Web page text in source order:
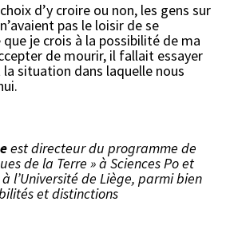
choix d’y croire ou non, les gens sur
pas le loisir de se
je crois à la possibilité de ma
de mourir, il fallait essayer
la situation dans laquelle nous
est directeur du programme de
de la Terre » à Sciences Po et
l’Université de Liège, parmi bien
et distinctions